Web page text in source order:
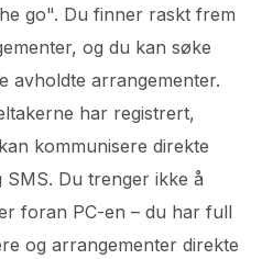
go". Du finner raskt frem
og du kan søke
avholdte arrangementer.
har registrert,
kommunisere direkte
SMS. Du trenger ikke å
foran PC-en – du har full
og arrangementer direkte